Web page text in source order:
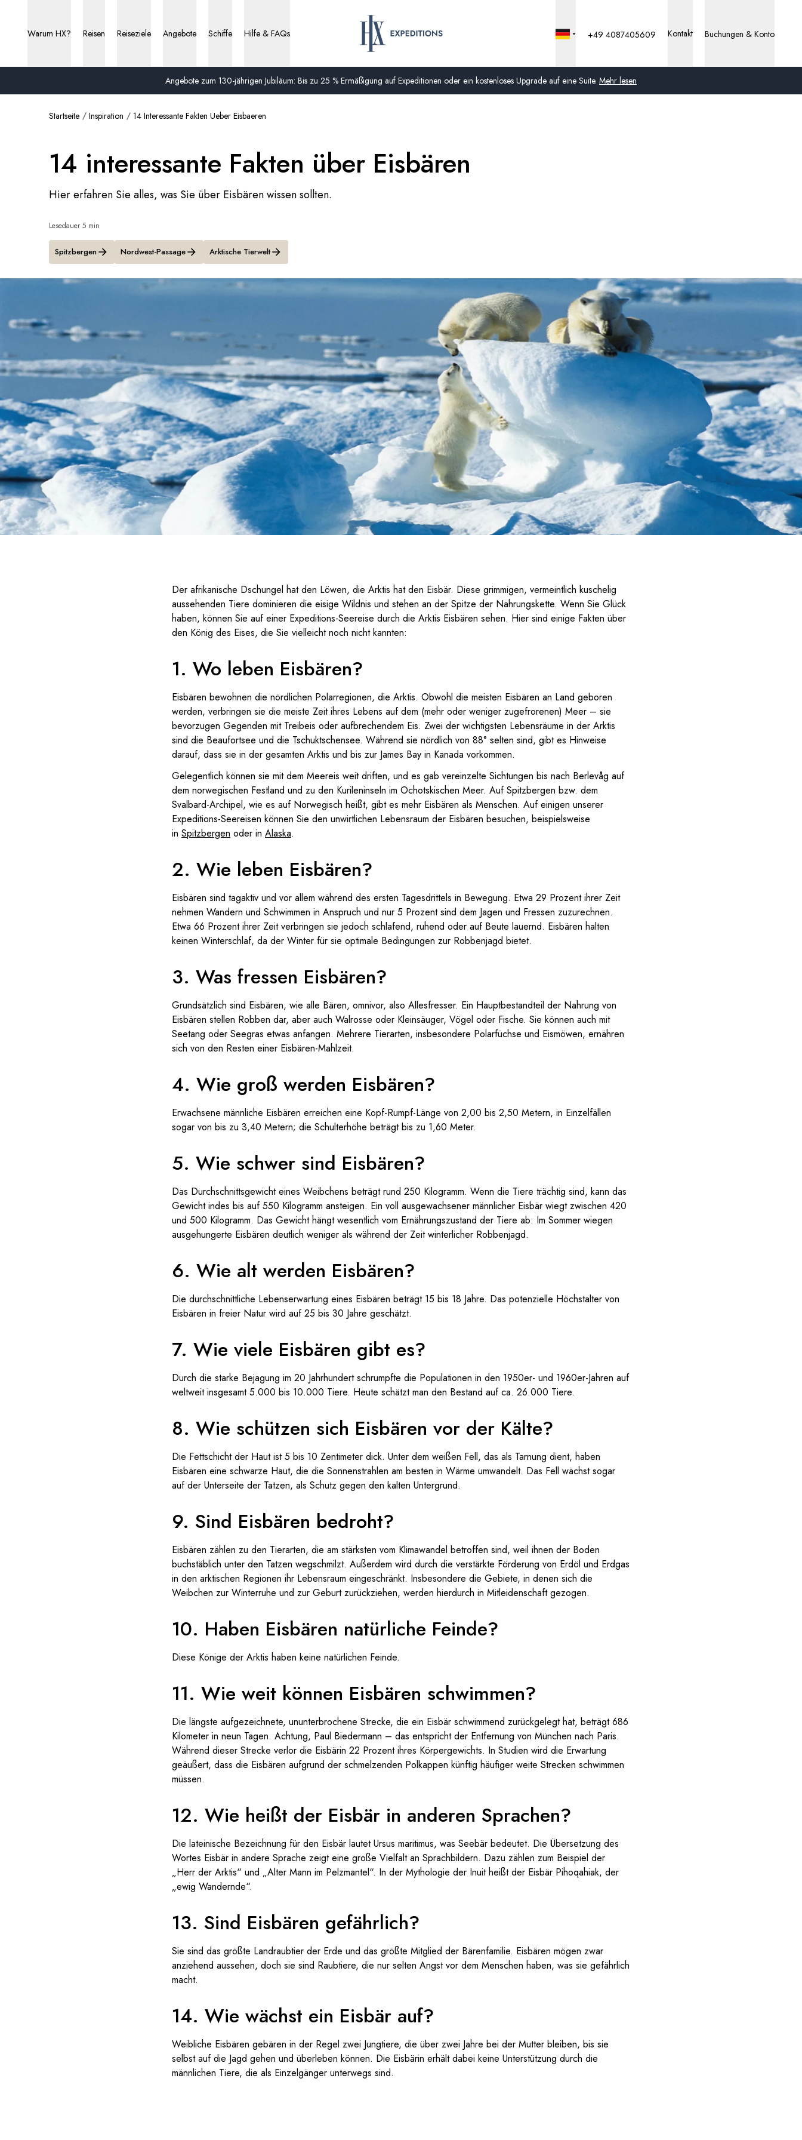
Angebote zum 130-jährigen Jubiläum: Bis zu 25 % Ermäßigung auf Expeditionen oder ein kostenloses Upgrade auf eine Suite. Mehr lesen
Warum HX? Reisen Reiseziele Angebote Schiffe Hilfe & FAQs
Schweiz
Frankreich
Schweden
Dänemark
Norwegen
+49 4087405609 Kontakt Buchungen & Konto
Startseite Inspiration 14 Interessante Fakten Ueber Eisbaeren
14 interessante Fakten über Eisbären
Hier erfahren Sie alles, was Sie über Eisbären wissen sollten.
Lesedauer 5 min
Spitzbergen Nordwest-Passage Arktische Tierwelt
Der afrikanische Dschungel hat den Löwen, die Arktis hat den Eisbär. Diese grimmigen, vermeintlich kuschelig
aussehenden Tiere dominieren die eisige Wildnis und stehen an der Spitze der Nahrungskette. Wenn Sie Glück
haben, können Sie auf einer Expeditions-Seereise durch die Arktis Eisbären sehen. Hier sind einige Fakten über
den König des Eises, die Sie vielleicht noch nicht kannten:
1. Wo leben Eisbären?
Eisbären bewohnen die nördlichen Polarregionen, die Arktis. Obwohl die meisten Eisbären an Land geboren
werden, verbringen sie die meiste Zeit ihres Lebens auf dem (mehr oder weniger zugefrorenen) Meer – sie
bevorzugen Gegenden mit Treibeis oder aufbrechendem Eis. Zwei der wichtigsten Lebensräume in der Arktis
sind die Beaufortsee und die Tschuktschensee. Während sie nördlich von 88° selten sind, gibt es Hinweise
darauf, dass sie in der gesamten Arktis und bis zur James Bay in Kanada vorkommen.
Gelegentlich können sie mit dem Meereis weit driften, und es gab vereinzelte Sichtungen bis nach Berlevåg auf
dem norwegischen Festland und zu den Kurileninseln im Ochotskischen Meer. Auf Spitzbergen bzw. dem
Svalbard-Archipel, wie es auf Norwegisch heißt, gibt es mehr Eisbären als Menschen. Auf einigen unserer
Expeditions-Seereisen können Sie den unwirtlichen Lebensraum der Eisbären besuchen, beispielsweise
in Spitzbergen oder in Alaska.
2. Wie leben Eisbären?
Eisbären sind tagaktiv und vor allem während des ersten Tagesdrittels in Bewegung. Etwa 29 Prozent ihrer Zeit
nehmen Wandern und Schwimmen in Anspruch und nur 5 Prozent sind dem Jagen und Fressen zuzurechnen.
Etwa 66 Prozent ihrer Zeit verbringen sie jedoch schlafend, ruhend oder auf Beute lauernd. Eisbären halten
keinen Winterschlaf, da der Winter für sie optimale Bedingungen zur Robbenjagd bietet.
3. Was fressen Eisbären?
Grundsätzlich sind Eisbären, wie alle Bären, omnivor, also Allesfresser. Ein Hauptbestandteil der Nahrung von
Eisbären stellen Robben dar, aber auch Walrosse oder Kleinsäuger, Vögel oder Fische. Sie können auch mit
Seetang oder Seegras etwas anfangen. Mehrere Tierarten, insbesondere Polarfüchse und Eismöwen, ernähren
sich von den Resten einer Eisbären-Mahlzeit.
4. Wie groß werden Eisbären?
Erwachsene männliche Eisbären erreichen eine Kopf-Rumpf-Länge von 2,00 bis 2,50 Metern, in Einzelfällen
sogar von bis zu 3,40 Metern; die Schulterhöhe beträgt bis zu 1,60 Meter.
5. Wie schwer sind Eisbären?
Das Durchschnittsgewicht eines Weibchens beträgt rund 250 Kilogramm. Wenn die Tiere trächtig sind, kann das
Gewicht indes bis auf 550 Kilogramm ansteigen. Ein voll ausgewachsener männlicher Eisbär wiegt zwischen 420
und 500 Kilogramm. Das Gewicht hängt wesentlich vom Ernährungszustand der Tiere ab: Im Sommer wiegen
ausgehungerte Eisbären deutlich weniger als während der Zeit winterlicher Robbenjagd.
6. Wie alt werden Eisbären?
Die durchschnittliche Lebenserwartung eines Eisbären beträgt 15 bis 18 Jahre. Das potenzielle Höchstalter von
Eisbären in freier Natur wird auf 25 bis 30 Jahre geschätzt.
7. Wie viele Eisbären gibt es?
Durch die starke Bejagung im 20 Jahrhundert schrumpfte die Populationen in den 1950er- und 1960er-Jahren auf
weltweit insgesamt 5.000 bis 10.000 Tiere. Heute schätzt man den Bestand auf ca. 26.000 Tiere.
8. Wie schützen sich Eisbären vor der Kälte?
Die Fettschicht der Haut ist 5 bis 10 Zentimeter dick. Unter dem weißen Fell, das als Tarnung dient, haben
Eisbären eine schwarze Haut, die die Sonnenstrahlen am besten in Wärme umwandelt. Das Fell wächst sogar
auf der Unterseite der Tatzen, als Schutz gegen den kalten Untergrund.
9. Sind Eisbären bedroht?
Eisbären zählen zu den Tierarten, die am stärksten vom Klimawandel betroffen sind, weil ihnen der Boden
buchstäblich unter den Tatzen wegschmilzt. Außerdem wird durch die verstärkte Förderung von Erdöl und Erdgas
in den arktischen Regionen ihr Lebensraum eingeschränkt. Insbesondere die Gebiete, in denen sich die
Weibchen zur Winterruhe und zur Geburt zurückziehen, werden hierdurch in Mitleidenschaft gezogen.
10. Haben Eisbären natürliche Feinde?
Diese Könige der Arktis haben keine natürlichen Feinde.
11. Wie weit können Eisbären schwimmen?
Die längste aufgezeichnete, ununterbrochene Strecke, die ein Eisbär schwimmend zurückgelegt hat, beträgt 686
Kilometer in neun Tagen. Achtung, Paul Biedermann – das entspricht der Entfernung von München nach Paris.
Während dieser Strecke verlor die Eisbärin 22 Prozent ihres Körpergewichts. In Studien wird die Erwartung
geäußert, dass die Eisbären aufgrund der schmelzenden Polkappen künftig häufiger weite Strecken schwimmen
müssen.
12. Wie heißt der Eisbär in anderen Sprachen?
Die lateinische Bezeichnung für den Eisbär lautet Ursus maritimus, was Seebär bedeutet. Die Übersetzung des
Wortes Eisbär in andere Sprache zeigt eine große Vielfalt an Sprachbildern. Dazu zählen zum Beispiel der
„Herr der Arktis“ und „Alter Mann im Pelzmantel“. In der Mythologie der Inuit heißt der Eisbär Pihoqahiak, der
„ewig Wandernde“.
13. Sind Eisbären gefährlich?
Sie sind das größte Landraubtier der Erde und das größte Mitglied der Bärenfamilie. Eisbären mögen zwar
anziehend aussehen, doch sie sind Raubtiere, die nur selten Angst vor dem Menschen haben, was sie gefährlich
macht.
14. Wie wächst ein Eisbär auf?
Weibliche Eisbären gebären in der Regel zwei Jungtiere, die über zwei Jahre bei der Mutter bleiben, bis sie
selbst auf die Jagd gehen und überleben können. Die Eisbärin erhält dabei keine Unterstützung durch die
männlichen Tiere, die als Einzelgänger unterwegs sind.